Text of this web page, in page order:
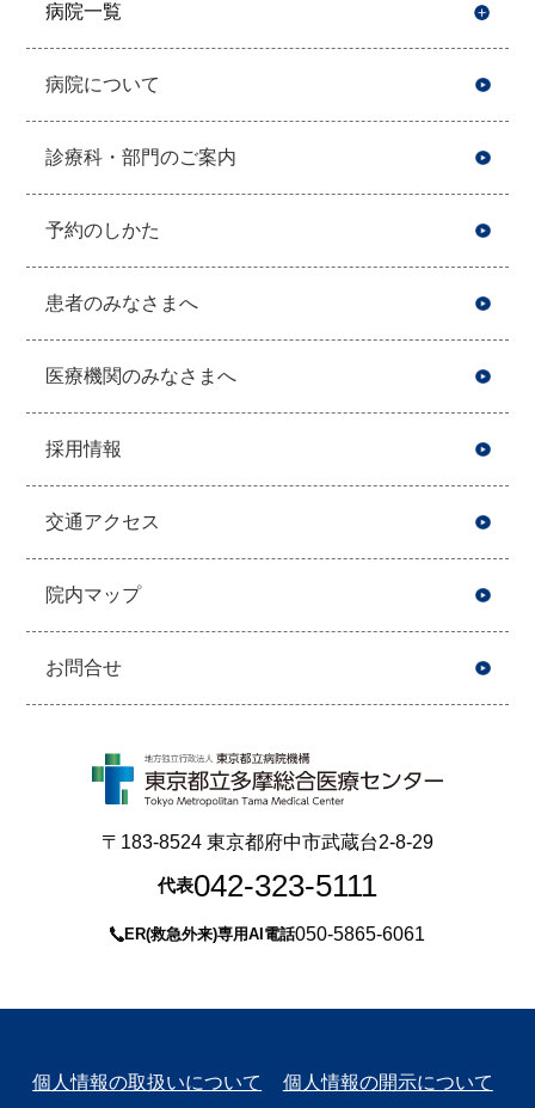
病院一覧
病院について
診療科・部門のご案内
予約のしかた
患者のみなさまへ
医療機関のみなさまへ
採用情報
交通アクセス
院内マップ
お問合せ
〒183-8524 東京都府中市武蔵台2-8-29
代表042-323-5111
ER(救急外来)専用AI電話050-5865-6061
個人情報の取扱いについて 個人情報の開示について